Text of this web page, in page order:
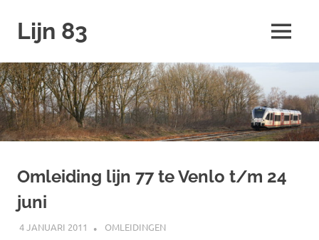
naar
inhoud
Lijn 83 MENU
Omleiding lijn 77 te Venlo t/m 24
juni
4 JANUARI 2011 JOHAN
OMLEIDINGEN